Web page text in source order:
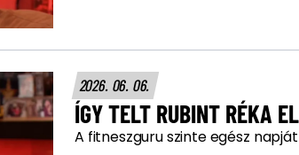
2026. 06. 06.
ÍGY TELT RUBINT RÉKA
A fitneszguru szinte egész